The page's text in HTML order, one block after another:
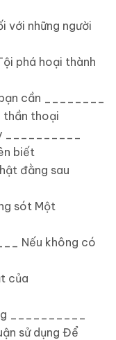
những người
phá hoại thành
cần ________
thần thoại
__________
biết
đằng sau
sót Một
Nếu không có
của
__________
sử dụng Để